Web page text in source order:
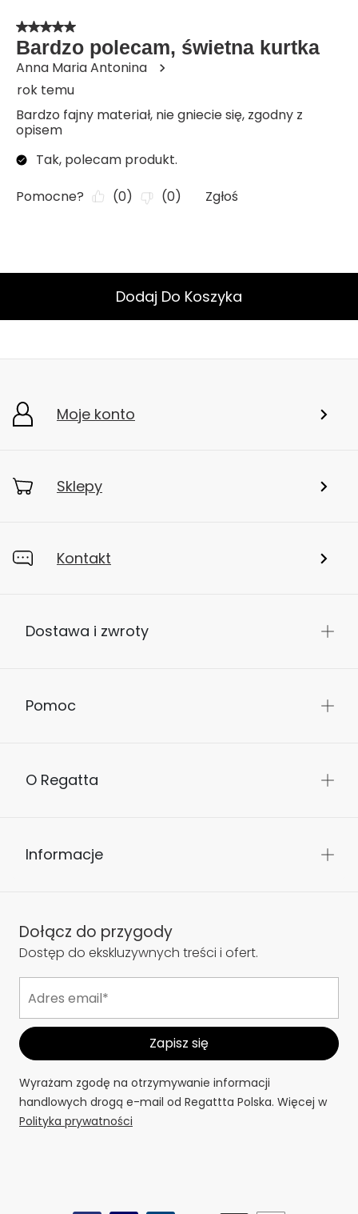
Dodaj Do Koszyka
Moje konto
Sklepy
Kontakt
Dostawa i zwroty
Pomoc
O Regatta
Informacje
Dołącz do przygody
Dostęp do ekskluzywnych treści i ofert.
Wyrażam zgodę na otrzymywanie informacji
handlowych drogą e-mail od Regattta Polska. Więcej w
Polityka prywatności